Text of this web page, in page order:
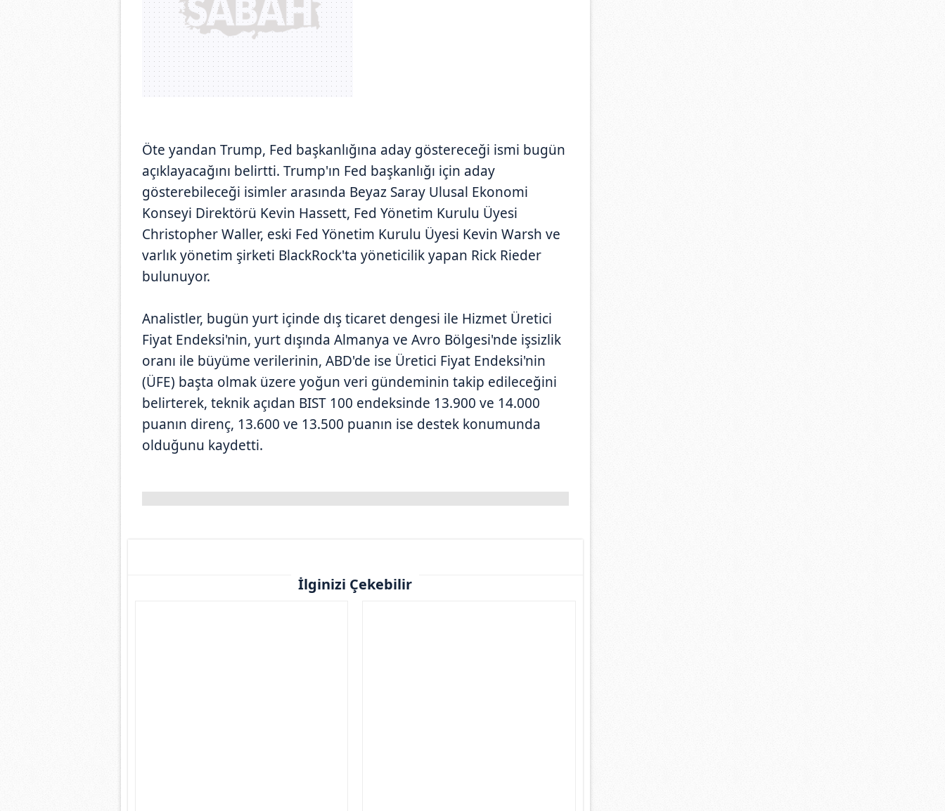
Öte yandan Trump, Fed başkanlığına aday göstereceği ismi bugün
açıklayacağını belirtti. Trump'ın Fed başkanlığı için aday
gösterebileceği isimler arasında Beyaz Saray Ulusal Ekonomi
Konseyi Direktörü Kevin Hassett, Fed Yönetim Kurulu Üyesi
Christopher Waller, eski Fed Yönetim Kurulu Üyesi Kevin Warsh ve
varlık yönetim şirketi BlackRock'ta yöneticilik yapan Rick Rieder
bulunuyor.
Analistler, bugün yurt içinde dış ticaret dengesi ile Hizmet Üretici
Fiyat Endeksi'nin, yurt dışında Almanya ve Avro Bölgesi'nde işsizlik
oranı ile büyüme verilerinin, ABD'de ise Üretici Fiyat Endeksi'nin
(ÜFE) başta olmak üzere yoğun veri gündeminin takip edileceğini
belirterek, teknik açıdan BIST 100 endeksinde 13.900 ve 14.000
puanın direnç, 13.600 ve 13.500 puanın ise destek konumunda
olduğunu kaydetti.
İlginizi Çekebilir